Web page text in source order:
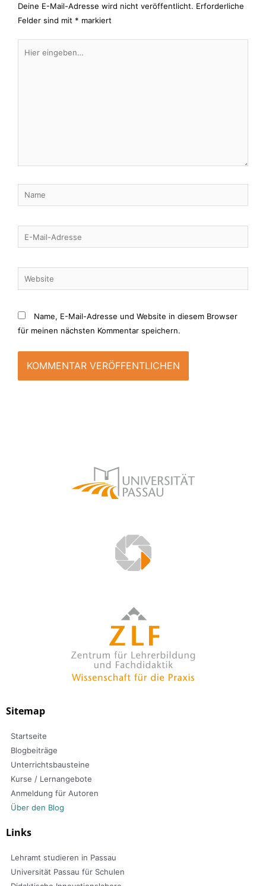
Deine E-Mail-Adresse wird nicht veröffentlicht. Erforderliche
Felder sind mit * markiert
eingeben…
Name
E-
Mail-
Website
Name, E-Mail-Adresse und Website in diesem Browser
für meinen nächsten Kommentar speichern.
Sitemap
Startseite
Blogbeiträge
Unterrichtsbausteine
Kurse / Lernangebote
Anmeldung für Autoren
Über den Blog
Links
Lehramt studieren in Passau
Universität Passau für Schulen